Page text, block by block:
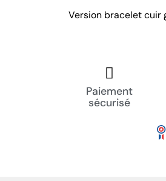
Version bracelet cuir
Paiement
sécurisé